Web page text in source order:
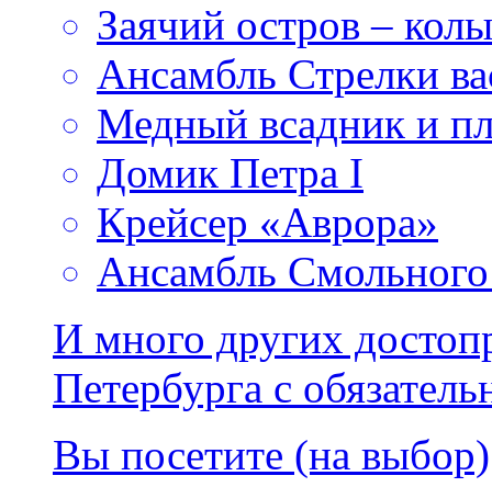
Заячий остров –
Ансамбль Стрелки
Медный всадник и
Домик Петра I
Крейсер «Аврора»
Ансамбль
И много других
Петербурга с
Вы посетите (на выбор)